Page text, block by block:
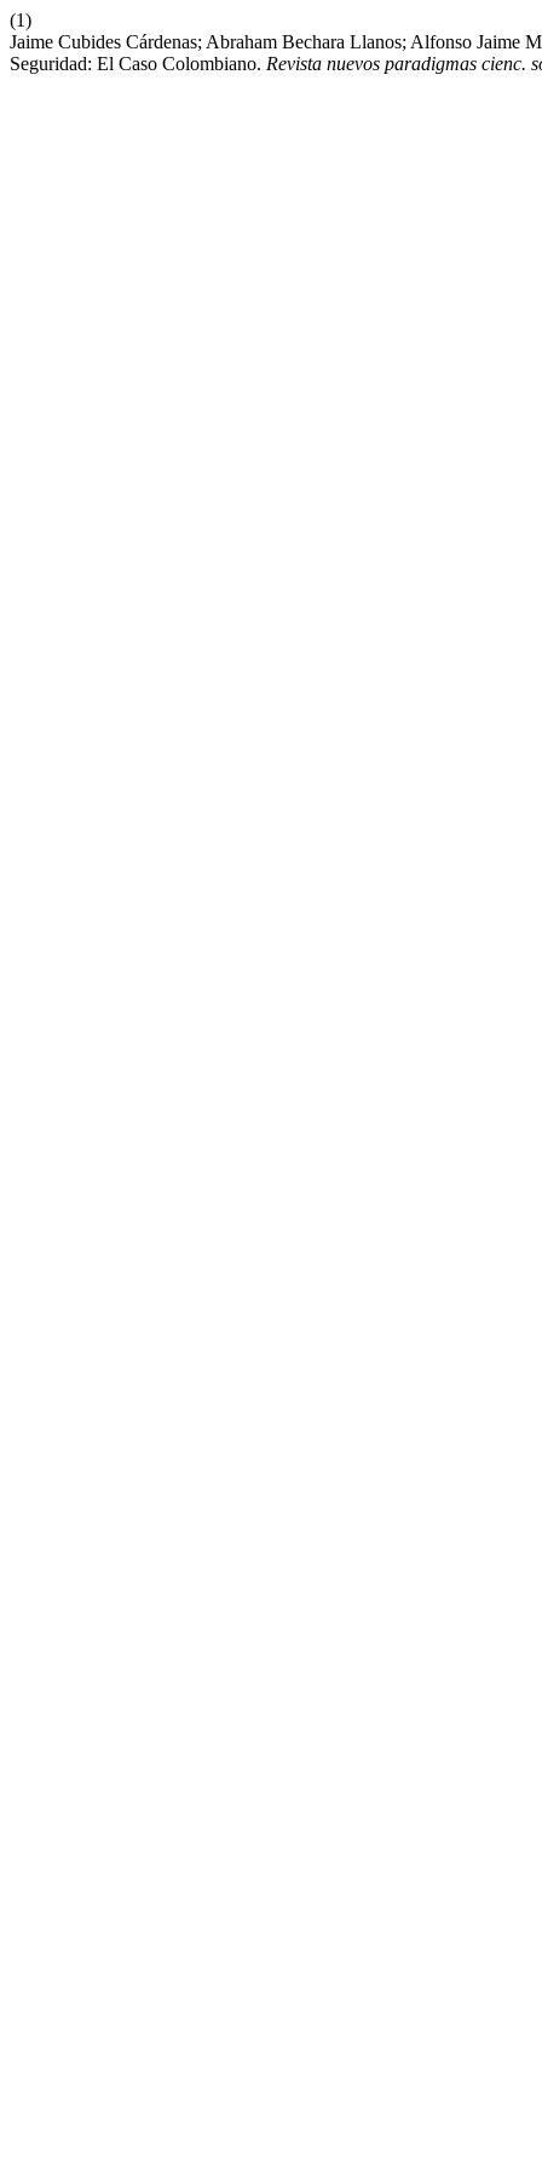
(1)
Jaime Cubides Cárdenas; Abraham Bechara Llanos; Alfonso
Seguridad: El Caso Colombiano. Revista nuevos paradigmas cienc.